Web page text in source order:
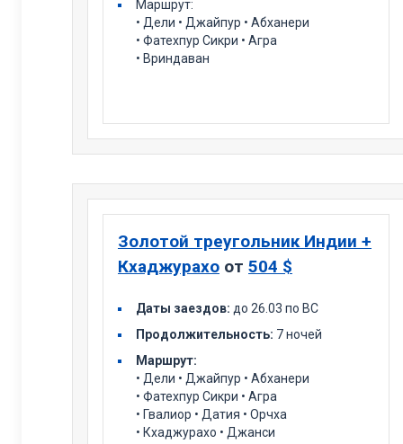
Маршрут:
• Дели • Джайпур • Абханери
• Фатехпур Сикри • Агра
• Вриндаван
Золотой треугольник Индии +
Кхаджурахо от 504 $
Даты заездов: до 26.03 по ВС
Продолжительность: 7 ночей
Маршрут:
• Дели • Джайпур • Абханери
• Фатехпур Сикри • Агра
• Гвалиор • Датия • Орчха
• Кхаджурахо • Джанси